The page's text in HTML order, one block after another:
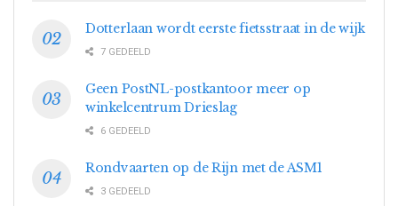
Dotterlaan wordt eerste fietsstraat in de wijk
7 GEDEELD
Geen PostNL-postkantoor meer op
winkelcentrum Drieslag
6 GEDEELD
Rondvaarten op de Rijn met de ASM1
3 GEDEELD